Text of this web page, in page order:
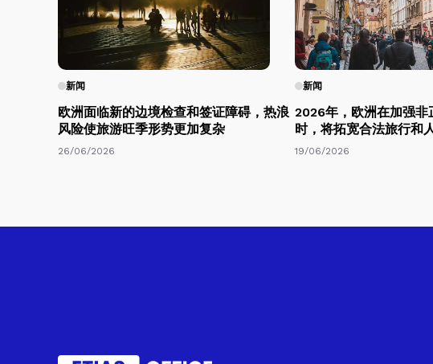
新闻
欧洲面临新的边境检查和签证障碍，热浪
风险使旅游旺季形势更加复杂
26/06/2026
新闻
2026年，欧洲在加强非
时，将拓宽合法旅行和
19/06/2026